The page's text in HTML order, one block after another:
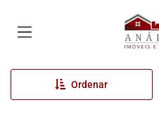
Ordenar